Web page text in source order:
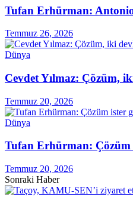
Tufan Erhürman: Antonio
Temmuz 26, 2026
Dünya
Cevdet Yılmaz: Çözüm,
Temmuz 20, 2026
Dünya
Tufan Erhürman: Çözüm
Temmuz 20, 2026
Sonraki Haber